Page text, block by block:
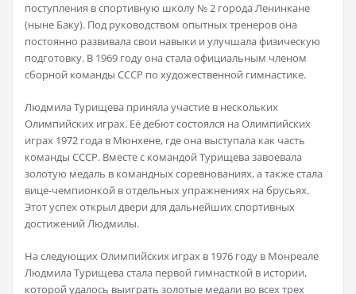
поступления в спортивную школу № 2 города Ленинкане
(ныне Баку). Под руководством опытных тренеров она
постоянно развивала свои навыки и улучшала физическую
подготовку. В 1969 году она стала официальным членом
сборной команды СССР по художественной гимнастике.
Людмила Турищева приняла участие в нескольких
Олимпийских играх. Её дебют состоялся на Олимпийских
играх 1972 года в Мюнхене, где она выступала как часть
команды СССР. Вместе с командой Турищева завоевала
золотую медаль в командных соревнованиях, а также стала
вице-чемпионкой в отдельных упражнениях на брусьях.
Этот успех открыл двери для дальнейших спортивных
достижений Людмилы.
На следующих Олимпийских играх в 1976 году в Монреале
Людмила Турищева стала первой гимнасткой в истории,
которой удалось выиграть золотые медали во всех трех